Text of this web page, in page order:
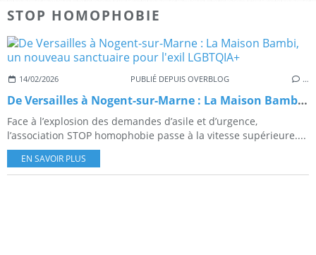
STOP HOMOPHOBIE
14/02/2026 PUBLIÉ DEPUIS OVERBLOG …
De Versailles à Nogent-sur-Marne : La Maison Bambi, un nouveau sanctuaire pour l'exil LGBTQIA+
Face à l’explosion des demandes d’asile et d’urgence,
l’association STOP homophobie passe à la vitesse supérieure....
EN SAVOIR PLUS